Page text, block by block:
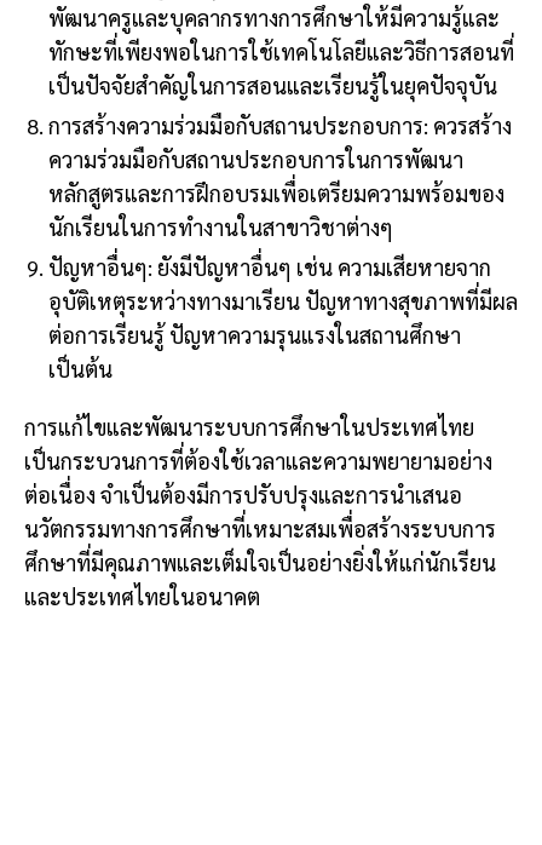
พัฒนาครูและบุคลากรทางการศึกษาให้มีความรู้และ
ทักษะที่เพียงพอในการใช้เทคโนโลยีและวิธีการสอนที่
เป็นปัจจัยสำคัญในการสอนและเรียนรู้ในยุคปัจจุบัน
การสร้างความร่วมมือกับสถานประกอบการ: ควรสร้าง
ความร่วมมือกับสถานประกอบการในการพัฒนา
หลักสูตรและการฝึกอบรมเพื่อเตรียมความพร้อมของ
นักเรียนในการทำงานในสาขาวิชาต่างๆ
ปัญหาอื่นๆ: ยังมีปัญหาอื่นๆ เช่น ความเสียหายจาก
อุบัติเหตุระหว่างทางมาเรียน ปัญหาทางสุขภาพที่มีผล
ต่อการเรียนรู้ ปัญหาความรุนแรงในสถานศึกษา
เป็นต้น
การแก้ไขและพัฒนาระบบการศึกษาในประเทศไทย
เป็นกระบวนการที่ต้องใช้เวลาและความพยายามอย่าง
ต่อเนื่อง จำเป็นต้องมีการปรับปรุงและการนำเสนอ
นวัตกรรมทางการศึกษาที่เหมาะสมเพื่อสร้างระบบการ
ศึกษาที่มีคุณภาพและเต็มใจเป็นอย่างยิ่งให้แก่นักเรียน
และประเทศไทยในอนาคต